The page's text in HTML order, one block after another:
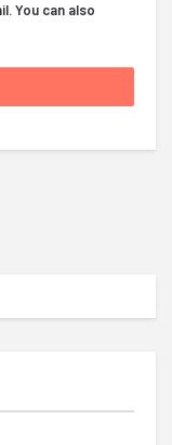
You can also